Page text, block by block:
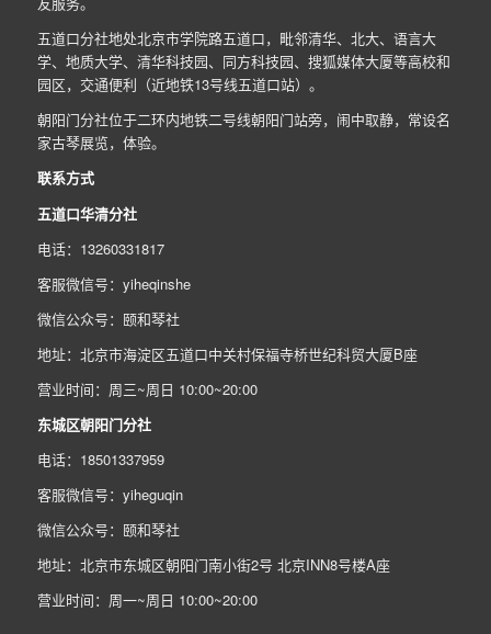
五道口分社地处北京市学院路五道口，毗邻清华、北大、语言大
学、地质大学、清华科技园、同方科技园、搜狐媒体大厦等高校和
园区，交通便利（近地铁13号线五道口站）。
朝阳门分社位于二环内地铁二号线朝阳门站旁，闹中取静，常设名
家古琴展览，体验。
联系方式
五道口华清分社
电话：13260331817
客服微信号：yiheqinshe
微信公众号：颐和琴社
地址：北京市海淀区五道口中关村保福寺桥世纪科贸大厦B座
营业时间：周三~周日 10:00~20:00
东城区朝阳门分社
电话：18501337959
客服微信号：yiheguqin
微信公众号：颐和琴社
地址：北京市东城区朝阳门南小街2号 北京INN8号楼A座
营业时间：周一~周日 10:00~20:00